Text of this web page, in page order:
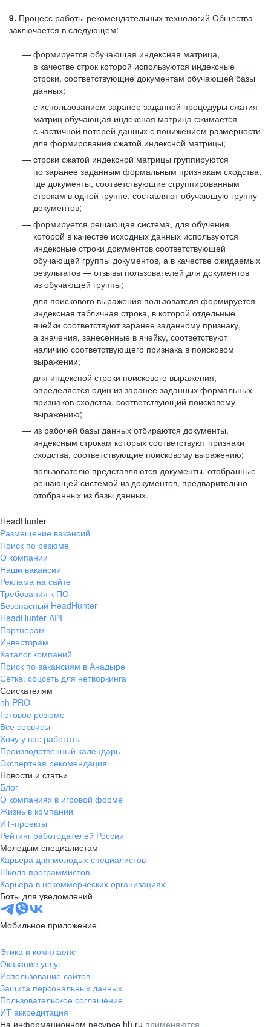
9. Процесс работы рекомендательных технологий Общества
заключается в следующем:
формируется обучающая индексная матрица,
в качестве строк которой используются индексные
строки, соответствующие документам обучающей базы
данных;
с использованием заранее заданной процедуры сжатия
матриц обучающая индексная матрица сжимается
с частичной потерей данных с понижением размерности
для формирования сжатой индексной матрицы;
строки сжатой индексной матрицы группируются
по заранее заданным формальным признакам сходства,
где документы, соответствующие сгруппированным
строкам в одной группе, составляют обучающую группу
документов;
формируется решающая система, для обучения
которой в качестве исходных данных используются
индексные строки документов соответствующей
обучающей группы документов, а в качестве ожидаемых
результатов — отзывы пользователей для документов
из обучающей группы;
для поискового выражения пользователя формируется
индексная табличная строка, в которой отдельные
ячейки соответствуют заранее заданному признаку,
а значения, занесенные в ячейку, соответствуют
наличию соответствующего признака в поисковом
выражении;
для индексной строки поискового выражения,
определяется один из заранее заданных формальных
признаков сходства, соответствующий поисковому
выражению;
из рабочей базы данных отбираются документы,
индексным строкам которых соответствуют признаки
сходства, соответствующие поисковому выражению;
пользователю представляются документы, отобранные
решающей системой из документов, предварительно
отобранных из базы данных.
HeadHunter
Размещение вакансий
Поиск по резюме
О компании
Наши вакансии
Реклама на сайте
Требования к ПО
Безопасный HeadHunter
HeadHunter API
Партнерам
Инвесторам
Каталог компаний
Поиск по вакансиям в Анадыре
Сетка: соцсеть для нетворкинга
Соискателям
hh PRO
Готовое резюме
Все сервисы
Хочу у вас работать
Производственный календарь
Экспертная рекомендация
Новости и статьи
Блог
О компаниях в игровой форме
Жизнь в компании
ИТ-проекты
Рейтинг работодателей России
Молодым специалистам
Карьера для молодых специалистов
Школа программистов
Карьера в некоммерческих организациях
Боты для уведомлений
Мобильное приложение
Этика и комплаенс
Оказание услуг
Использование сайтов
Защита персональных данных
Пользовательское соглашение
ИТ аккредитация
На информационном ресурсе hh.ru применяются